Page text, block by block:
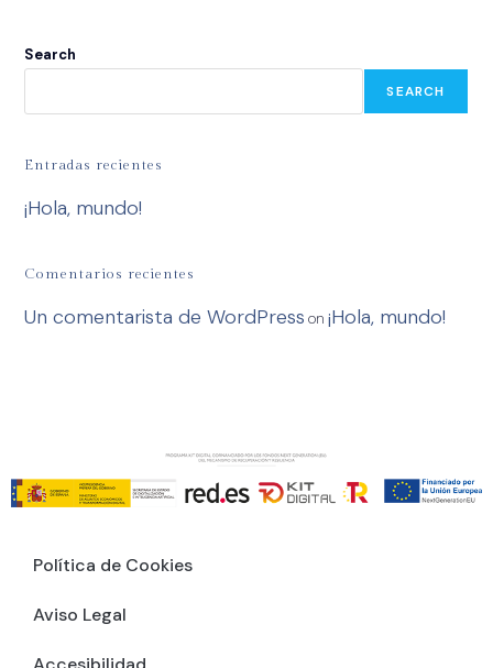
Search
SEARCH
Entradas recientes
¡Hola, mundo!
Comentarios recientes
Un comentarista de WordPress on¡Hola, mundo!
Política de Cookies
Aviso Legal